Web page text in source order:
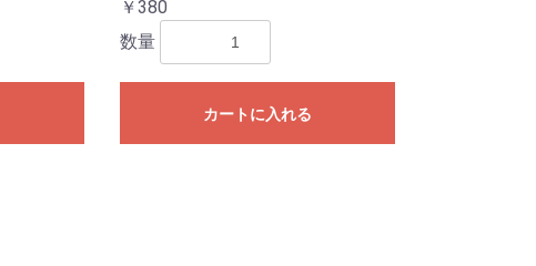
￥380
数量
カートに入れる